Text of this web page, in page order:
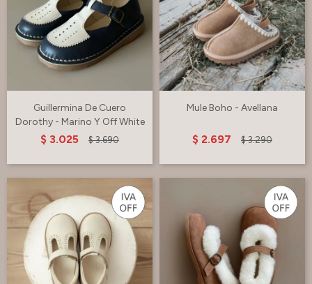
Guillermina De Cuero
Dorothy - Marino Y Off White
$ 3.025 $ 3.690
Mule Boho - Avellana
$ 2.697 $ 3.290